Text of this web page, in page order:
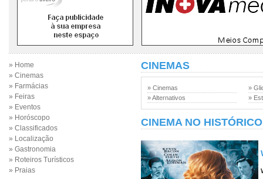
» Home
» Cinemas
» Farmácias
» Feiras
» Eventos
» Horóscopo
» Classificados
» Localização
» Gastronomia
» Roteiros Turísticos
» Praias
CINEMAS
» Cinemas
» Alternativos
»
»
CINEMA NO HISTÓRICO